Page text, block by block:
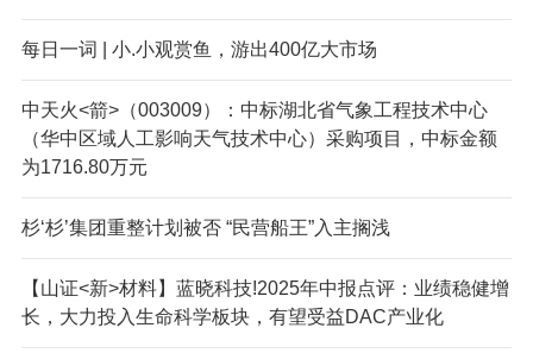
每日一词 | 小.小观赏鱼，游出400亿大市场
中天火<箭>（003009）：中标湖北省气象工程技术中心
（华中区域人工影响天气技术中心）采购项目，中标金额
为1716.80万元
杉‘杉’集团重整计划被否 “民营船王”入主搁浅
【山证<新>材料】蓝晓科技!2025年中报点评：业绩稳健增
长，大力投入生命科学板块，有望受益DAC产业化